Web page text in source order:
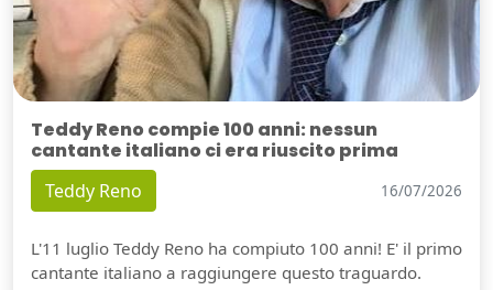
Teddy Reno compie 100 anni: nessun
cantante italiano ci era riuscito prima
Teddy Reno 16/07/2026
L'11 luglio Teddy Reno ha compiuto 100 anni! E' il primo
cantante italiano a raggiungere questo traguardo.